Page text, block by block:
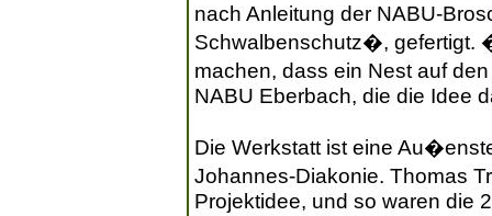
nach Anleitung der NABU-
Schwalbenschutz�, gefertigt.
machen, dass ein Nest auf
NABU Eberbach, die die Idee
Die Werkstatt ist eine
Johannes-Diakonie. Thomas
Projektidee, und so waren die